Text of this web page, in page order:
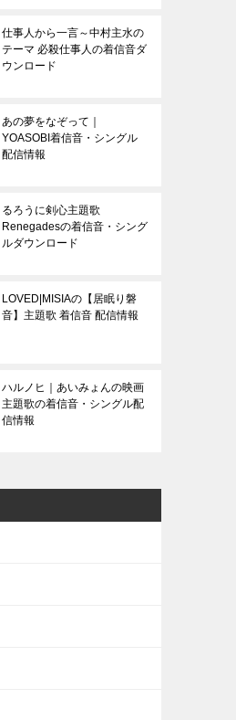
仕事人から一言～中村主水の
テーマ 必殺仕事人の着信音ダ
ウンロード
あの夢をなぞって｜
YOASOBI着信音・シングル
配信情報
るろうに剣心主題歌
Renegadesの着信音・シング
ルダウンロード
LOVED|MISIAの【居眠り磐
音】主題歌 着信音 配信情報
ハルノヒ｜あいみょんの映画
主題歌の着信音・シングル配
信情報